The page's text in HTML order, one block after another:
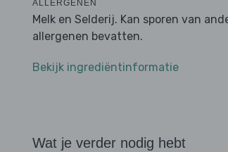
ALLERGENEN
Melk en Selderij. Kan sporen van
allergenen bevatten.
Bekijk ingrediëntinformatie
Wat je verder nodig hebt